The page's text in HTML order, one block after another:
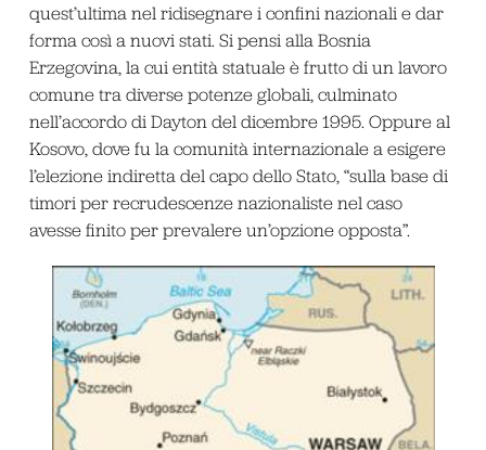
quest’ultima nel ridisegnare i confini nazionali e dar
forma così a nuovi stati. Si pensi alla Bosnia
Erzegovina, la cui entità statuale è frutto di un lavoro
comune tra diverse potenze globali, culminato
nell’accordo di Dayton del dicembre 1995. Oppure al
Kosovo, dove fu la comunità internazionale a esigere
l’elezione indiretta del capo dello Stato, “sulla base di
timori per recrudescenze nazionaliste nel caso
avesse finito per prevalere un’opzione opposta”.